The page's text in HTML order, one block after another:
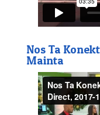
Nos Ta
Mainta